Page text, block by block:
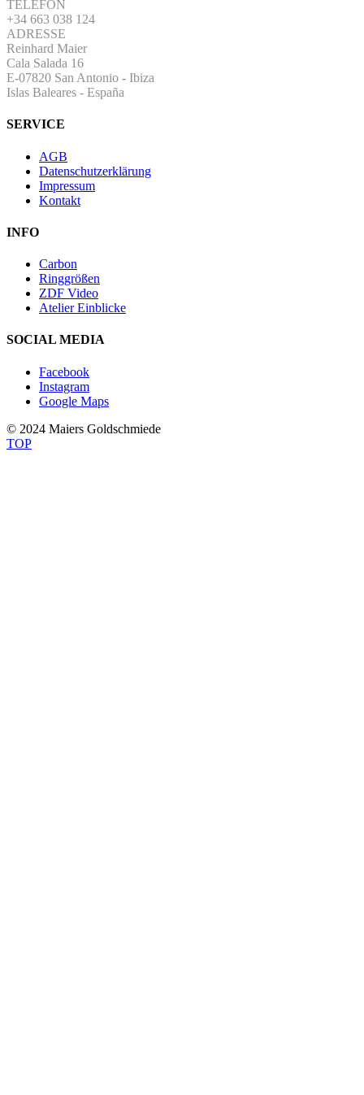
TELEFON
+34 663 038 124
ADRESSE
Reinhard Maier
Cala Salada 16
E-07820 San Antonio - Ibiza
Islas Baleares - España
SERVICE
AGB
Datenschutzerklärung
Impressum
Kontakt
INFO
Carbon
Ringgrößen
ZDF Video
Atelier Einblicke
SOCIAL MEDIA
Facebook
Instagram
Google Maps
© 2024 Maiers Goldschmiede
TOP